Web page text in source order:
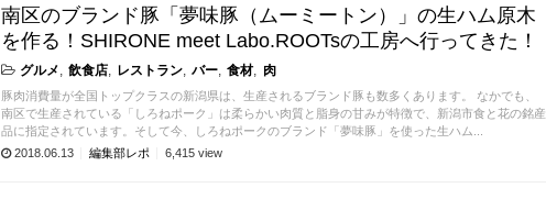
南区のブランド豚「夢味豚（ムーミートン）」の生ハム原木
を作る！SHIRONE meet Labo.ROOTsの工房へ行ってきた！
グルメ 飲食店 レストラン バー 食材 肉
豚肉消費量が全国トップクラスの新潟県は、生産されるブランド豚も数多くあります。 なかでも、
南区で生産されている「しろねポーク」は柔らかい肉質と脂身の甘みが特徴で、新潟市食と花の銘産
品に指定されています。そして今、しろねポークのブランド「夢味豚」を使った生ハム...
2018.06.13
編集部レポ 6,415view